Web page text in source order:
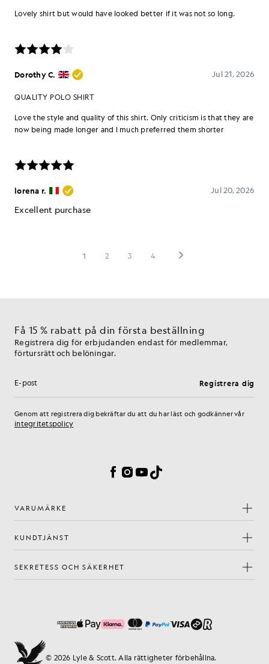
Få 15 % rabatt på din första beställning
Registrera dig för erbjudanden endast för medlemmar,
förtursrätt och belöningar.
E-postadress Registrera dig
Genom att registrera dig bekräftar du att du har läst och godkänner vår
integritetspolicy
Facebook
Instagram
YouTube
TikTok
VARUMÄRKE
KUNDTJÄNST
SEKRETESS OCH SÄKERHET
© 2026 Lyle & Scott. Alla rättigheter förbehållna.